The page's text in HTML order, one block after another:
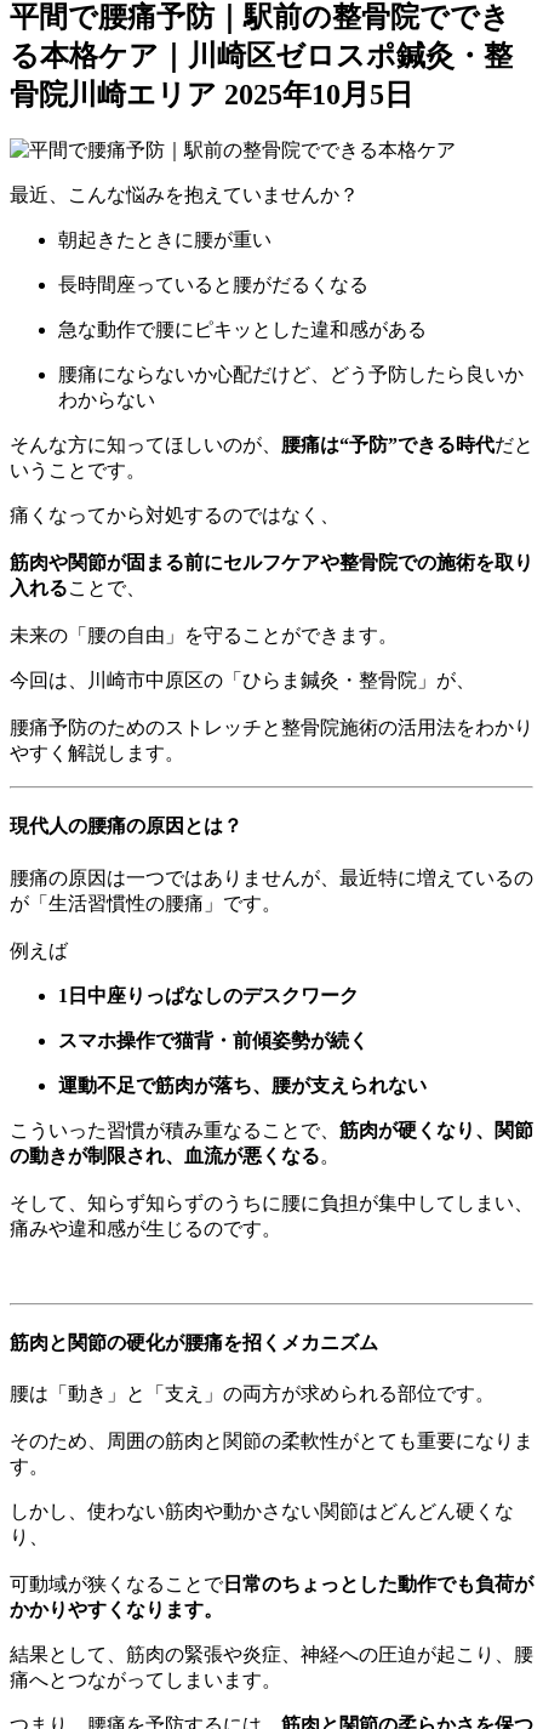
平間で腰痛予防｜駅前の整骨院ででき
る本格ケア｜川崎区ゼロスポ鍼灸・整
骨院川崎エリア 2025年10月5日
最近、こんな悩みを抱えていませんか？
朝起きたときに腰が重い
長時間座っていると腰がだるくなる
急な動作で腰にピキッとした違和感がある
腰痛にならないか心配だけど、どう予防したら良いか
わからない
そんな方に知ってほしいのが、 腰痛は“予防”できる時代だと
いうことです。
痛くなってから対処するのではなく、
筋肉や関節が固まる前にセルフケアや整骨院での施術を取り
入れることで、
未来の「腰の自由」を守ることができます。
今回は、川崎市中原区の「ひらま鍼灸・整骨院」が、
腰痛予防のためのストレッチと整骨院施術の活用法をわかり
やすく解説します。
現代人の腰痛の原因とは？
腰痛の原因は一つではありませんが、最近特に増えているの
が「生活習慣性の腰痛」です。
例えば
1日中座りっぱなしのデスクワーク
スマホ操作で猫背・前傾姿勢が続く
運動不足で筋肉が落ち、腰が支えられない
こういった習慣が積み重なることで、 筋肉が硬くなり、関節
の動きが制限され、血流が悪くなる。
そして、知らず知らずのうちに腰に負担が集中してしまい、
痛みや違和感が生じるのです。
筋肉と関節の硬化が腰痛を招くメカニズム
腰は「動き」と「支え」の両方が求められる部位です。
そのため、周囲の筋肉と関節の柔軟性がとても重要になりま
す。
しかし、使わない筋肉や動かさない関節はどんどん硬くな
り、
可動域が狭くなることで日常のちょっとした動作でも負荷が
かかりやすくなります。
結果として、筋肉の緊張や炎症、神経への圧迫が起こり、腰
痛へとつながってしまいます。